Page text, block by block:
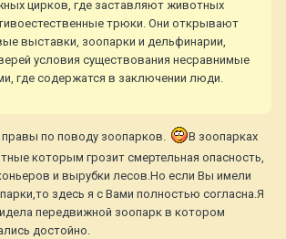
цирков, где заставляют животных
трюки. Они открывают
выставки, зоопарки и дельфинарии,
условия существования несравнимые
где содержатся в заключении люди.
по поводу зоопарков.
В зоопарках
которым грозит смертельная опасность,
и вырубки лесов.Но если Вы имели
здесь я с Вами полностью согласна.Я
передвижной зоопарк в котором
достойно.